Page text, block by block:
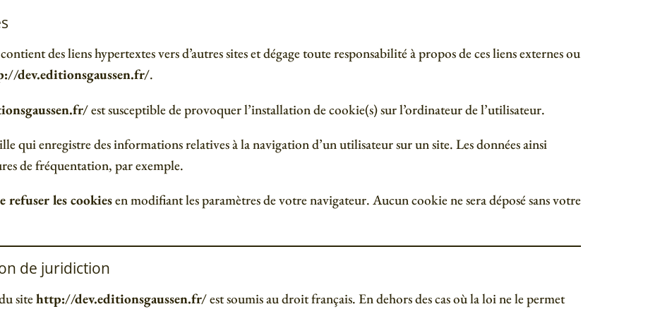
contient des liens hypertextes vers d’autres sites et dégage toute responsabilité à propos de ces liens externes ou
dev.editionsgaussen.fr/.
est susceptible de provoquer l’installation de cookie(s) sur l’ordinateur de l’utilisateur.
qui enregistre des informations relatives à la navigation d’un utilisateur sur un site. Les données ainsi
de fréquentation, par exemple.
refuser les cookiesen modifiant les paramètres de votre navigateur. Aucun cookie ne sera déposé sans votre
de juridiction
site http://dev.editionsgaussen.fr/est soumis au droit français. En dehors des cas où la loi ne le permet